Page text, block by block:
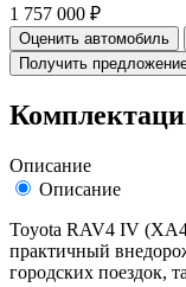
1 757 000 ₽
Оценить автомобиль
Получить
Описание
Описание
Toyota RAV4 IV
практичный
городских поездок,